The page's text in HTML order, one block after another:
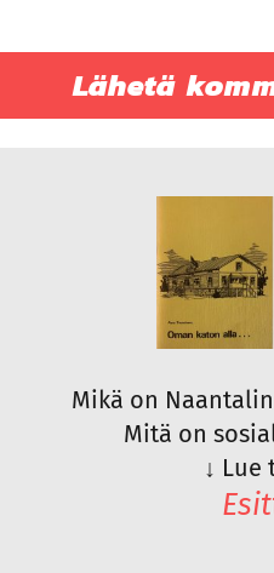
Mikä on
Mitä on
↓ Lue